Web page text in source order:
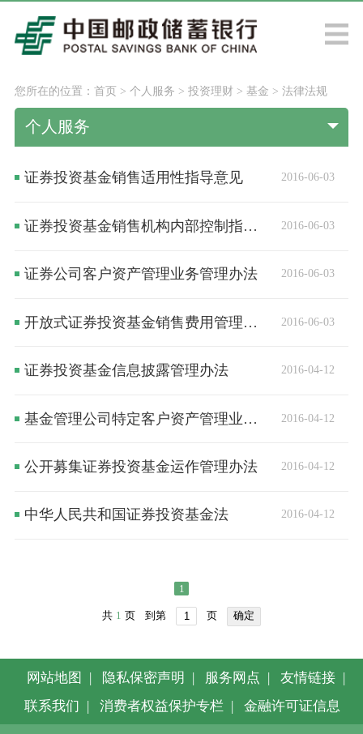
您所在的位置： 首页> 个人服务 > 投资理财 > 基金 > 法律法规
个人服务
2016-06-03
证券投资基金销售适用性指导意见
2016-06-03
证券投资基金销售机构内部控制指导意见
2016-06-03
证券公司客户资产管理业务管理办法
2016-06-03
开放式证券投资基金销售费用管理规定
2016-04-12
证券投资基金信息披露管理办法
2016-04-12
基金管理公司特定客户资产管理业务试点办法
2016-04-12
公开募集证券投资基金运作管理办法
2016-04-12
中华人民共和国证券投资基金法
1
共 1 页 到第 页 确定
网站地图 | 隐私保密声明 | 服务网点 | 友情链接 |
联系我们 | 消费者权益保护专栏 | 金融许可证信息